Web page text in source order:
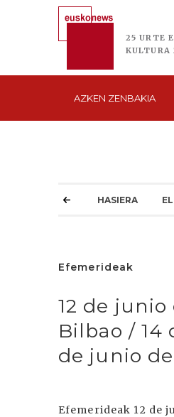
25 URTE
KULTURA
AZKEN ZENBAKIA
HASIERA
Efemerideak
12 de
Bilbao / 14
de junio
Efemerideak 12 de